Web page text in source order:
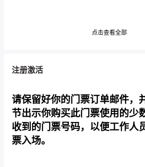
点击查看全部
注册激活
请保留好你的门票订单邮件，
节出示你购买此门票使用的少
收到的门票号码，以便工作人
票入场。